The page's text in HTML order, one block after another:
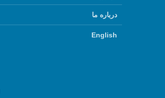
درباره ما
English